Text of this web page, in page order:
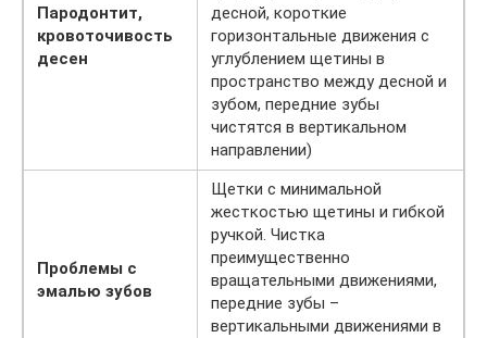
Пародонтит,
кровоточивость
десен
десной, короткие
горизонтальные движения с
углублением щетины в
пространство между десной и
зубом, передние зубы
чистятся в вертикальном
направлении)
Проблемы с
эмалью зубов
Щетки с минимальной
жесткостью щетины и гибкой
ручкой. Чистка
преимущественно
вращательными движениями,
передние зубы –
вертикальными движениями в